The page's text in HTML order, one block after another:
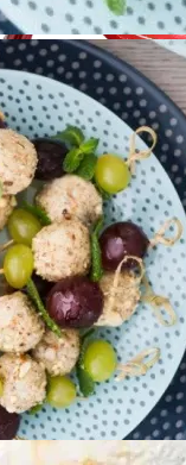
Стороны
Стиль И
Система (ОЗДС)